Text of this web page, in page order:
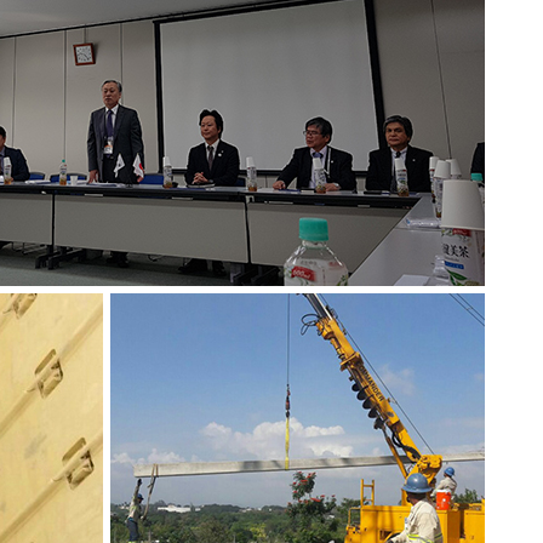
크리트 기술협력
일본
전주 개발 및 현지생산
도미니카공화국
The World Bank